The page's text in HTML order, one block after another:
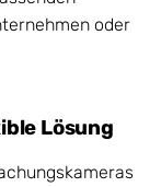
oder
Lösung